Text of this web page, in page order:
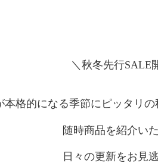
＼秋冬先行SALE
本格的になる季節にピッタリの
随時商品を紹介い
日々の更新をお見